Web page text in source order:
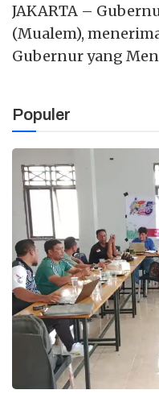
JAKARTA –
(Mualem),
Gubernur yang
Populer